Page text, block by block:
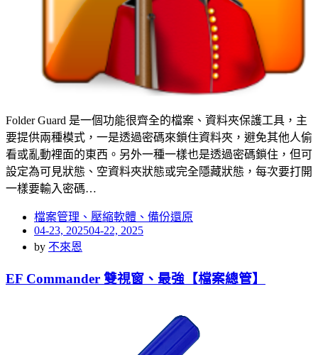
Folder Guard 是一個功能很齊全的檔案、資料夾保護工具，主
要提供兩種模式，一是透過密碼來鎖住資料夾，避免其他人偷
看或亂動裡面的東西。另外一種一樣也是透過密碼鎖住，但可
設定為可見狀態、空資料夾狀態或完全隱藏狀態，每次要打開
一樣要輸入密碼…
檔案管理、壓縮軟體、備份還原
Posted
on
04-23, 202504-22, 2025
by 不來恩
EF Commander 雙視窗、最強【檔案總管】